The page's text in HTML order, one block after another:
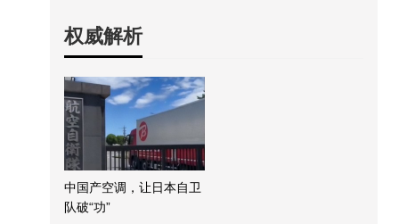
权威解析
中国产空调，让日本自卫
队破“功”